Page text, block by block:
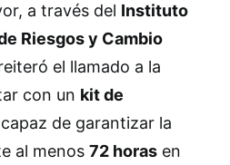
a través del Instituto
Riesgos y Cambio
el llamado a la
con un kit de
de garantizar la
al menos 72 horas en